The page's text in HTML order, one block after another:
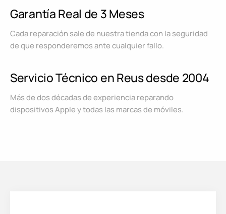
Garantía Real de 3 Meses
Cada reparación sale de nuestra tienda con la seguridad
de que responderemos ante cualquier fallo.
Servicio Técnico en Reus desde 2004
Más de dos décadas de experiencia reparando
dispositivos Apple y todas las marcas de móviles.